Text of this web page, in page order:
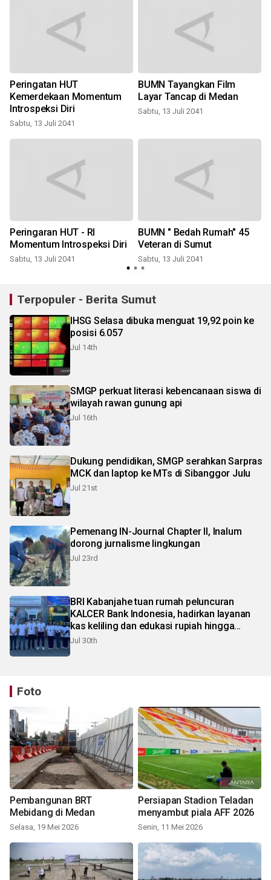
Peringatan HUT
Kemerdekaan Momentum
Introspeksi Diri
Sabtu, 13 Juli 2041
BUMN Tayangkan Film
Layar Tancap di Medan
Sabtu, 13 Juli 2041
Peringaran HUT - RI
Momentum Introspeksi Diri
Sabtu, 13 Juli 2041
BUMN " Bedah Rumah" 45
Veteran di Sumut
Sabtu, 13 Juli 2041
Terpopuler - Berita Sumut
IHSG Selasa dibuka menguat 19,92 poin ke
posisi 6.057
Jul 14th
SMGP perkuat literasi kebencanaan siswa di
wilayah rawan gunung api
Jul 16th
Dukung pendidikan, SMGP serahkan Sarpras
MCK dan laptop ke MTs di Sibanggor Julu
Jul 21st
Pemenang IN-Journal Chapter II, Inalum
dorong jurnalisme lingkungan
Jul 23rd
BRI Kabanjahe tuan rumah peluncuran
KALCER Bank Indonesia, hadirkan layanan
kas keliling dan edukasi rupiah hingga
pelosok Karo
Jul 30th
Foto
Pembangunan BRT
Mebidang di Medan
Selasa, 19 Mei 2026
Persiapan Stadion Teladan
menyambut piala AFF 2026
Senin, 11 Mei 2026